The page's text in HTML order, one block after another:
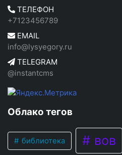
ТЕЛЕФОН
+7123456789
EMAIL
info@lysyegory.ru
TELEGRAM
@instantcms
Облако тегов
библиотека вов